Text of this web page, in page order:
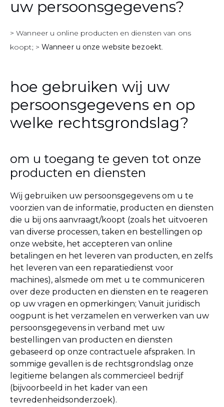
uw persoonsgegevens?
> Wanneer u online producten en diensten van ons
koopt; > Wanneer u onze website bezoekt.
hoe gebruiken wij uw
persoonsgegevens en op
welke rechtsgrondslag?
om u toegang te geven tot onze
producten en diensten
Wij gebruiken uw persoonsgegevens om u te
voorzien van de informatie, producten en diensten
die u bij ons aanvraagt/koopt (zoals het uitvoeren
van diverse processen, taken en bestellingen op
onze website, het accepteren van online
betalingen en het leveren van producten, en zelfs
het leveren van een reparatiedienst voor
machines), alsmede om met u te communiceren
over deze producten en diensten en te reageren
op uw vragen en opmerkingen; Vanuit juridisch
oogpunt is het verzamelen en verwerken van uw
persoonsgegevens in verband met uw
bestellingen van producten en diensten
gebaseerd op onze contractuele afspraken. In
sommige gevallen is de rechtsgrondslag onze
legitieme belangen als commercieel bedrijf
(bijvoorbeeld in het kader van een
tevredenheidsonderzoek).